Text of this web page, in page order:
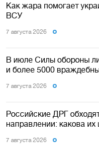
Как жара помогает
ВСУ
7 августа 2026
В июле Силы обороны
и более 5000
7 августа 2026
Российские ДРГ
направлении: какова их
7 августа 2026